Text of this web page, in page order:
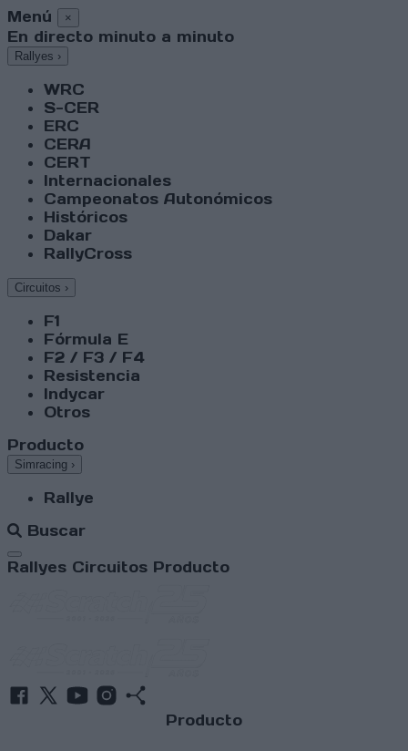
Menú ×
En directo minuto a minuto
Rallyes ›
WRC
S-CER
ERC
CERA
CERT
Internacionales
Campeonatos Autonómicos
Históricos
Dakar
RallyCross
Circuitos ›
F1
Fórmula E
F2 / F3 / F4
Resistencia
Indycar
Otros
Producto
Simracing ›
Rallye
Buscar
Abrir menú
Rallyes Circuitos Producto
Producto